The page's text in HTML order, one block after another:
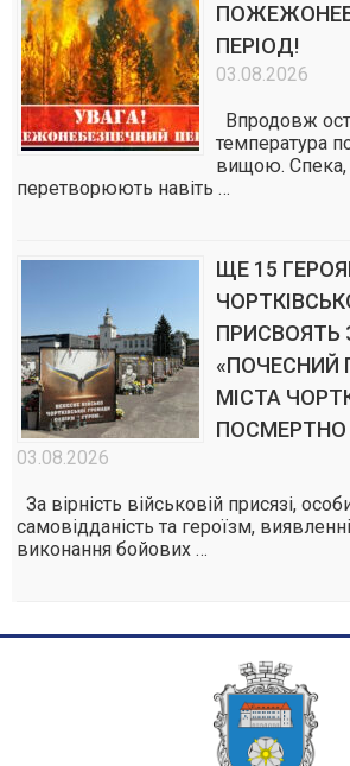
ПЕРІОД!
03.08.2026
Впродовж
температура
вищою. Спека,
перетворюють навіть …
ЩЕ 15
ПРИСВОЯТЬ
МІСТА
ПОСМЕРТНО
03.08.2026
За вірність військовій присязі,
самовідданість та героїзм,
виконання бойових …